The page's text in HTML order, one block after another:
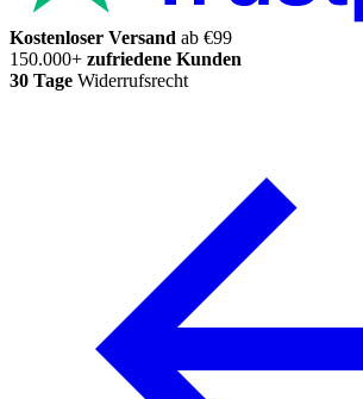
Kostenloser Versand ab €99
150.000+ zufriedene Kunden
30 Tage Widerrufsrecht